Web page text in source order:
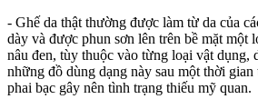
- Ghế da thật thường được làm từ da của
dày và được phun sơn lên trên bề mặt một
nâu đen, tùy thuộc vào từng loại vật dụng,
những đồ dùng dạng này sau một thời
phai bạc gây nên tình trạng thiếu mỹ quan.